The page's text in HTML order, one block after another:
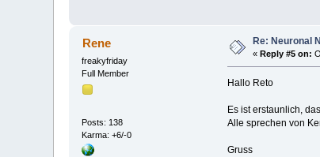
Rene
freakyfriday
Full Member
Posts: 138
Karma: +6/-0
Re: Neuronal
«Reply #5 on:
Hallo Reto
Es ist erstaunlich,
Alle sprechen von
Gruss